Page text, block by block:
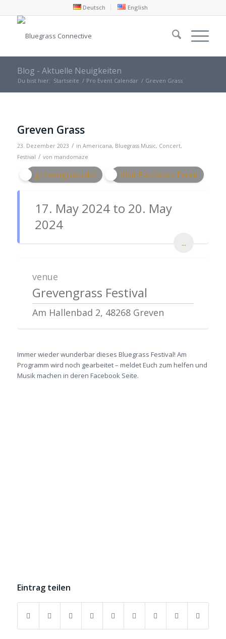
Deutsch English
Blog - Aktuelle Neuigkeiten
Du bist hier: Startseite / Pro Event Calendar / Greven Grass
Greven Grass
23. Dezember 2023 / in Americana, Bluegrass Music, Concert,
Festival / von mandomaze
grevengrass.de/ Visit Facebook Event
17. May 2024 to 20. May
2024
...
venue
Grevengrass Festival
Am Hallenbad 2, 48268 Greven
Immer wieder wunderbar dieses Bluegrass Festival! Am
Programm wird noch gearbeitet – meldet Euch zum helfen und
Musik machen in deren Facebook Seite.
Eintrag teilen